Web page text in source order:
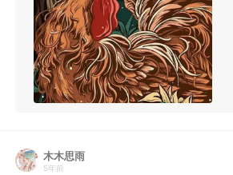
木木思雨
5年前